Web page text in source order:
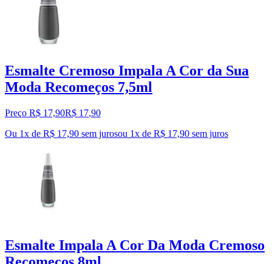
Esmalte Cremoso Impala A Cor da Sua
Moda Recomeços 7,5ml
Preço R$ 17,90R$ 17,90
Ou 1x de R$ 17,90 sem jurosou 1x de R$ 17,90 sem juros
Esmalte Impala A Cor Da Moda Cremoso